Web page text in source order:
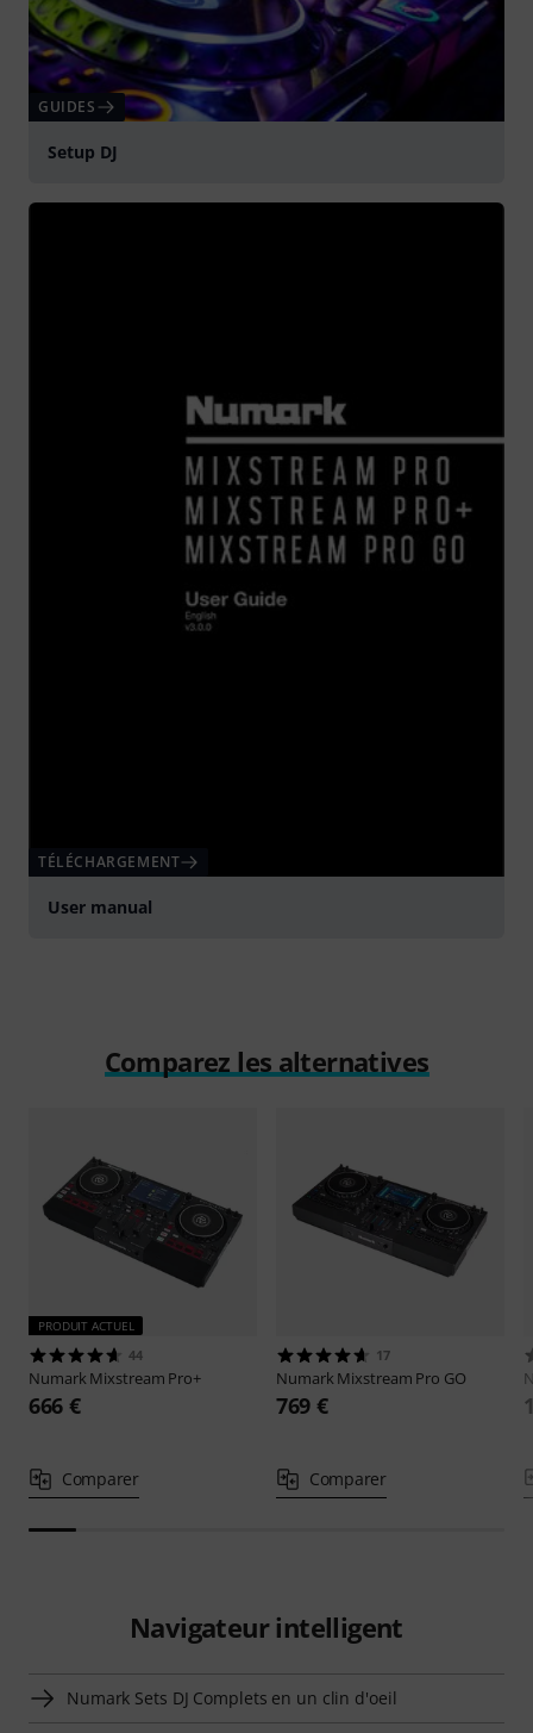
GUIDES
Setup DJ
TÉLÉCHARGEMENT
User manual
Comparez les alternatives
PRODUIT ACTUEL
44
NumarkMixstream Pro+
666 €
Comparer
17
NumarkMixstream Pro GO
769 €
Comparer
Navigateur intelligent
Numark Sets DJ Complets en un clin d'oeil